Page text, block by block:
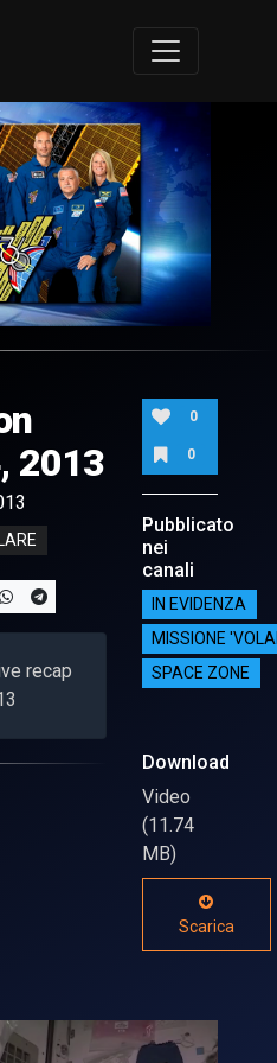
2013
recap
0
0
Pubblicato
nei
canali
IN EVIDENZA
MISSIONE
SPACE ZONE
Download
Video
(11.74
MB)
Scarica